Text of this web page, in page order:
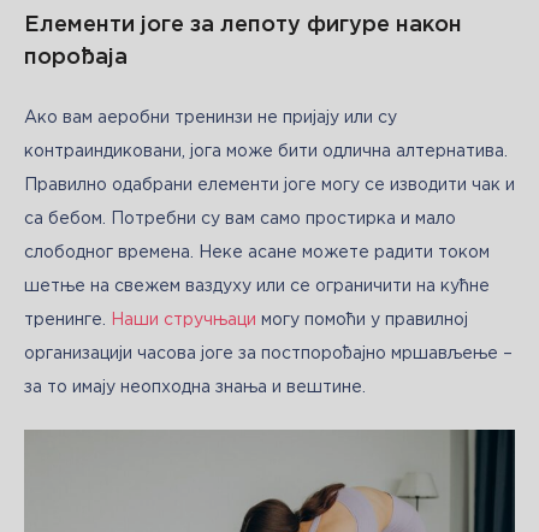
Елементи јоге за лепоту фигуре након
порођаја
Ако вам аеробни тренинзи не пријају или су
контраиндиковани, јога може бити одлична алтернатива.
Правилно одабрани елементи јоге могу се изводити чак и
са бебом. Потребни су вам само простирка и мало
слободног времена. Неке асане можете радити током
шетње на свежем ваздуху или се ограничити на кућне
тренинге. Наши стручњаци могу помоћи у правилној
организацији часова јоге за постпорођајно мршављење –
за то имају неопходна знања и вештине.